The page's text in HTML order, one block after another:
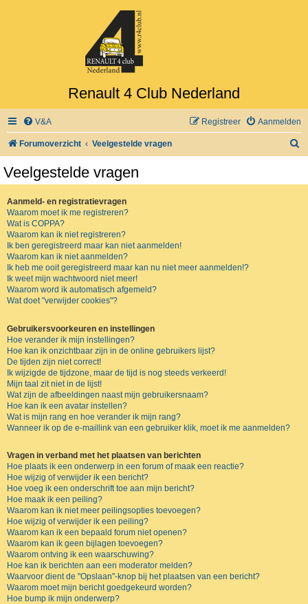
Renault 4 Club Nederland
V&A Aanmelden
Registreer
Forumoverzicht Veelgestelde vragen
Veelgestelde vragen
Aanmeld- en registratievragen
Waarom moet ik me registreren?
Wat is COPPA?
Waarom kan ik niet registreren?
Ik ben geregistreerd maar kan niet aanmelden!
Waarom kan ik niet aanmelden?
Ik heb me ooit geregistreerd maar kan nu niet meer aanmelden!?
Ik weet mijn wachtwoord niet meer!
Waarom word ik automatisch afgemeld?
Wat doet "verwijder cookies"?
Gebruikersvoorkeuren en instellingen
Hoe verander ik mijn instellingen?
Hoe kan ik onzichtbaar zijn in de online gebruikers lijst?
De tijden zijn niet correct!
Ik wijzigde de tijdzone, maar de tijd is nog steeds verkeerd!
Mijn taal zit niet in de lijst!
Wat zijn de afbeeldingen naast mijn gebruikersnaam?
Hoe kan ik een avatar instellen?
Wat is mijn rang en hoe verander ik mijn rang?
Wanneer ik op de e-maillink van een gebruiker klik, moet ik me aanmelden?
Vragen in verband met het plaatsen van berichten
Hoe plaats ik een onderwerp in een forum of maak een reactie?
Hoe wijzig of verwijder ik een bericht?
Hoe voeg ik een onderschrift toe aan mijn bericht?
Hoe maak ik een peiling?
Waarom kan ik niet meer peilingsopties toevoegen?
Hoe wijzig of verwijder ik een peiling?
Waarom kan ik een bepaald forum niet openen?
Waarom kan ik geen bijlagen toevoegen?
Waarom ontving ik een waarschuwing?
Hoe kan ik berichten aan een moderator melden?
Waarvoor dient de "Opslaan"-knop bij het plaatsen van een bericht?
Waarom moet mijn bericht goedgekeurd worden?
Hoe bump ik mijn onderwerp?